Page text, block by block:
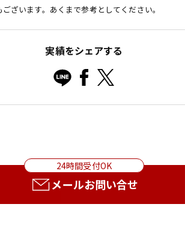
ざいます。あくまで参考としてください。
実績をシェアする
24時間受付OK
メールお問い合せ